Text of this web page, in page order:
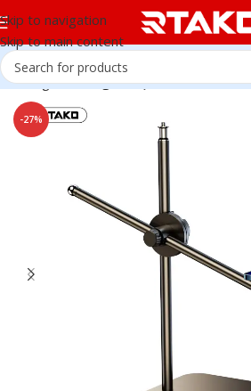
Skip to navigation
Skip to main content
Trang chủ Đế giữ Điện thoai -
-27%